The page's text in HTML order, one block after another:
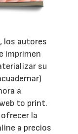
los autores
imprimen
su
a
to print.
la
a precios